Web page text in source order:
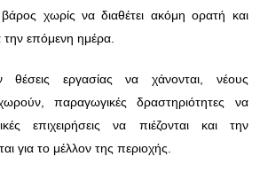
χωρίς να διαθέτει ακόμη ορατή και
επόμενη ημέρα.
θέσεις εργασίας να χάνονται, νέους
παραγωγικές δραστηριότητες να
επιχειρήσεις να πιέζονται και την
για το μέλλον της περιοχής.